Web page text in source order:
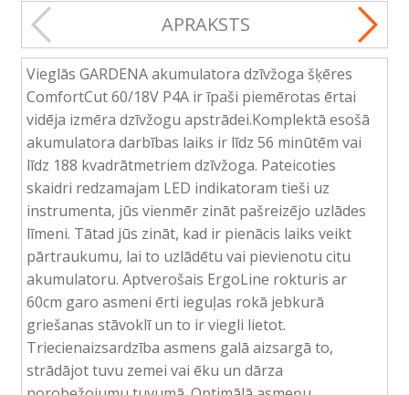
APRAKSTS
Vieglās GARDENA akumulatora dzīvžoga šķēres
ComfortCut 60/18V P4A ir īpaši piemērotas ērtai
vidēja izmēra dzīvžogu apstrādei.Komplektā esošā
akumulatora darbības laiks ir līdz 56 minūtēm vai
līdz 188 kvadrātmetriem dzīvžoga. Pateicoties
skaidri redzamajam LED indikatoram tieši uz
instrumenta, jūs vienmēr zināt pašreizējo uzlādes
līmeni. Tātad jūs zināt, kad ir pienācis laiks veikt
pārtraukumu, lai to uzlādētu vai pievienotu citu
akumulatoru. Aptverošais ErgoLine rokturis ar
60cm garo asmeni ērti ieguļas rokā jebkurā
griešanas stāvoklī un to ir viegli lietot.
Triecienaizsardzība asmens galā aizsargā to,
strādājot tuvu zemei vai ēku un dārza